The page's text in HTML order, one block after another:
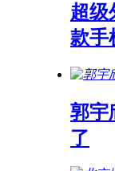
超级
款手
郭宇
了